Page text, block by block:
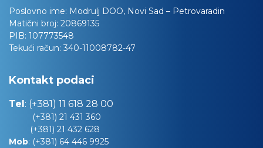
Poslovno ime: Modrulj DOO, Novi Sad – Petrovaradin
Matični broj: 20869135
PIB: 107773548
Tekući račun: 340-11008782-47
Kontakt podaci
Tel: (+381) 11 618 28 00
(+381) 21 431 360
(+381) 21 432 628
Mob: (+381) 64 446 9925